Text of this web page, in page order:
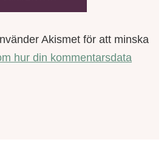
Akismet för att minska
hur din kommentarsdata